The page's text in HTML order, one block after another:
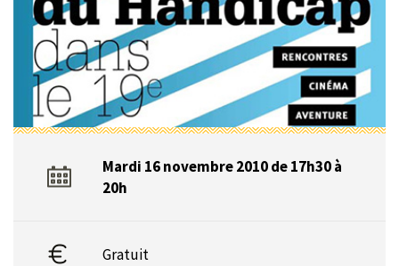
Mardi 16 novembre 2010 de 17h30 à
20h
Gratuit